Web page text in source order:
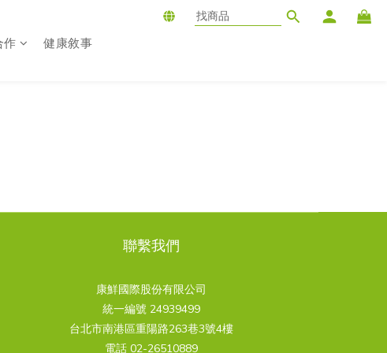
作 健康敘事
聯繫我們
康鮮國際股份有限公司
統一編號 24939499
台北市南港區重陽路263巷3號4樓
電話 02-26510889